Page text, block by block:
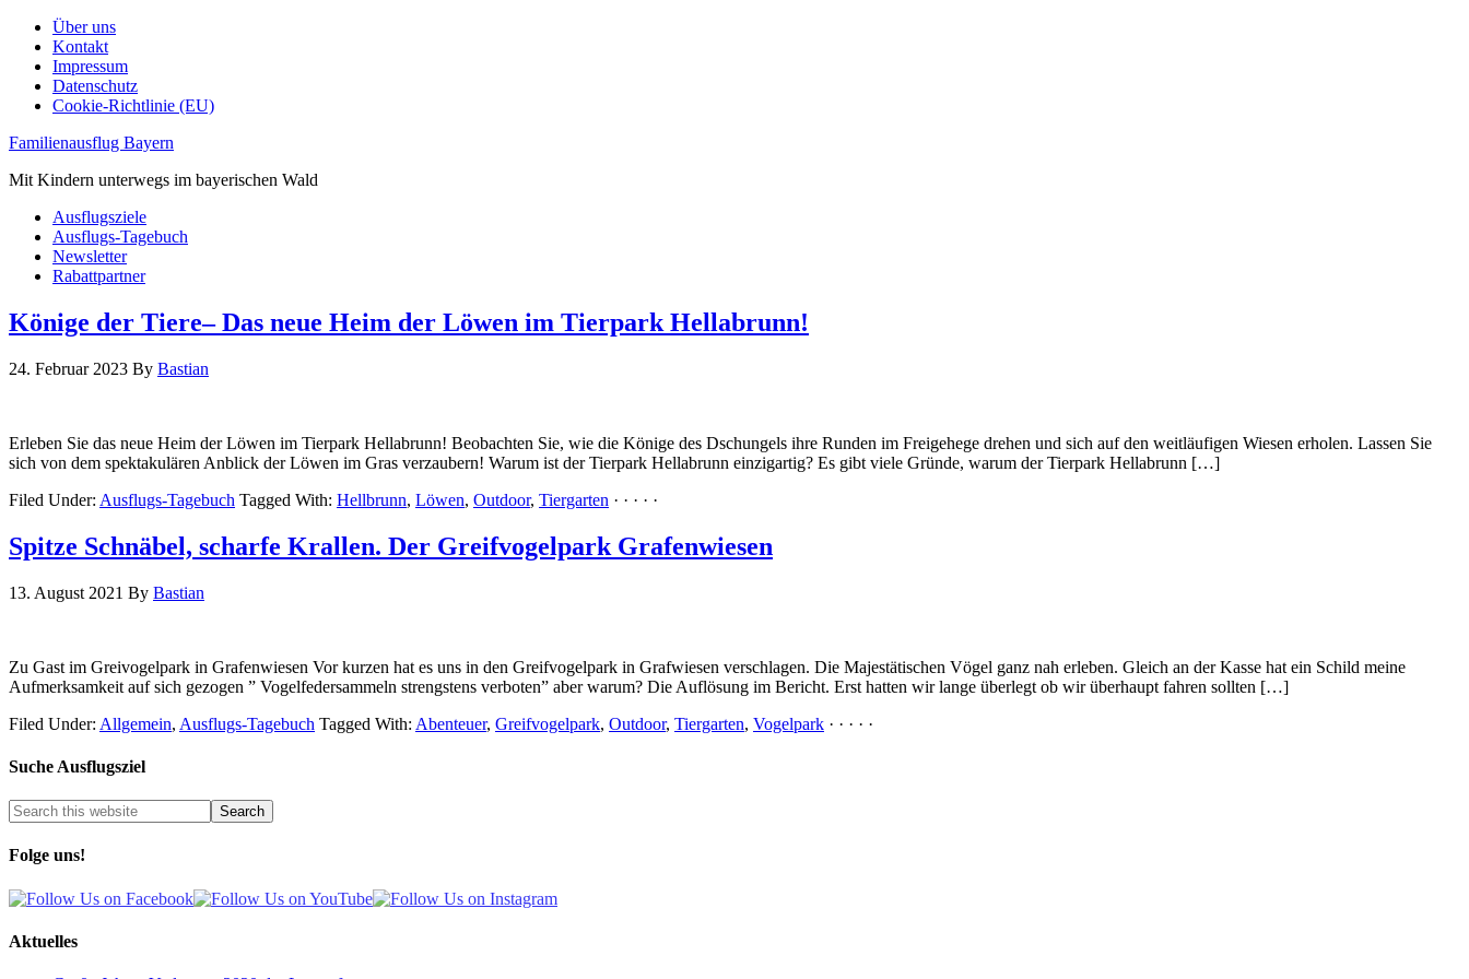
Über uns
Kontakt
Impressum
Datenschutz
Cookie-Richtlinie (EU)
Familienausflug Bayern
Mit Kindern unterwegs im bayerischen Wald
Ausflugsziele
Ausflugs-Tagebuch
Newsletter
Rabattpartner
Könige der Tiere– Das neue Heim der Löwen im Tierpark Hellabrunn!
24. Februar 2023 By Bastian
Erleben Sie das neue Heim der Löwen im Tierpark Hellabrunn! Beobachten Sie, wie die Könige des Dschungels ihre Runden im Freigehege drehen und sich auf den weitläufigen Wiesen erholen. Lassen Sie
sich von dem spektakulären Anblick der Löwen im Gras verzaubern! Warum ist der Tierpark Hellabrunn einzigartig? Es gibt viele Gründe, warum der Tierpark Hellabrunn […]
Filed Under: Ausflugs-Tagebuch Tagged With: Hellbrunn, Löwen, Outdoor, Tiergarten · · · · ·
Spitze Schnäbel, scharfe Krallen. Der Greifvogelpark Grafenwiesen
13. August 2021 By Bastian
Zu Gast im Greivogelpark in Grafenwiesen Vor kurzen hat es uns in den Greifvogelpark in Grafwiesen verschlagen. Die Majestätischen Vögel ganz nah erleben. Gleich an der Kasse hat ein Schild meine
Aufmerksamkeit auf sich gezogen ” Vogelfedersammeln strengstens verboten” aber warum? Die Auflösung im Bericht. Erst hatten wir lange überlegt ob wir überhaupt fahren sollten […]
Filed Under: Allgemein, Ausflugs-Tagebuch Tagged With: Abenteuer, Greifvogelpark, Outdoor, Tiergarten, Vogelpark · · · · ·
Suche Ausflugsziel
Folge uns!
Aktuelles